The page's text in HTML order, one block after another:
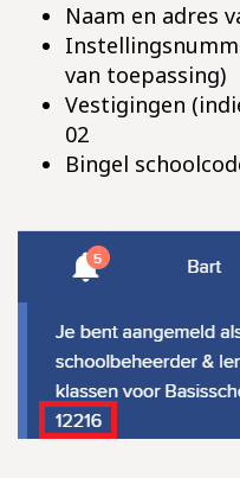
Naam en adres
van toepassing)
Vestigingen
02
Bingel